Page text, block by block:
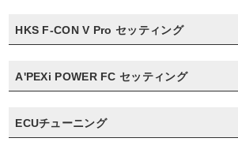
HKS F-CON V Pro セッティング
A'PEXi POWER FC セッティング
ECUチューニング